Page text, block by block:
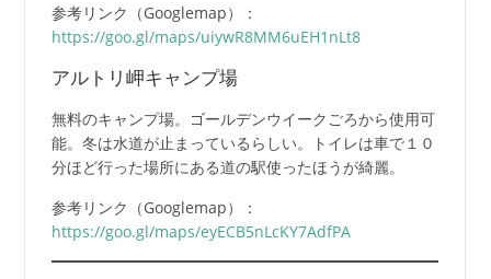
参考リンク（Googlemap）：
https://goo.gl/maps/uiywR8MM6uEH1nLt8
アルトリ岬キャンプ場
無料のキャンプ場。ゴールデンウイークごろから使用可
能。冬は水道が止まっているらしい。トイレは車で１０
分ほど行った場所にある道の駅使ったほうが綺麗。
参考リンク（Googlemap）：
https://goo.gl/maps/eyECB5nLcKY7AdfPA